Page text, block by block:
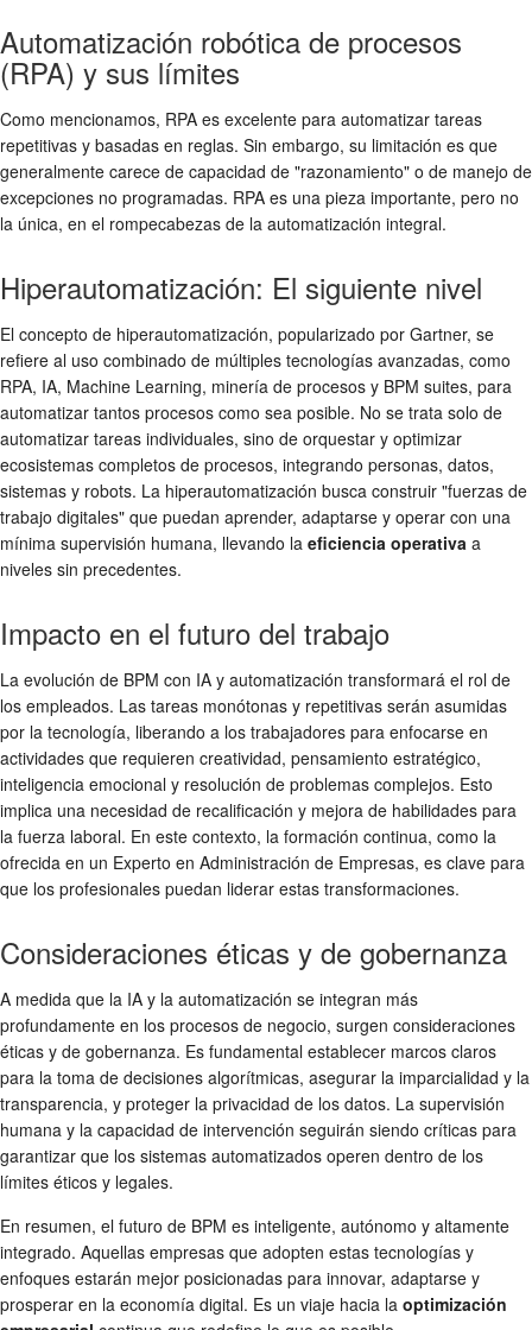
Automatización robótica de procesos
(RPA) y sus límites
Como mencionamos, RPA es excelente para automatizar tareas
repetitivas y basadas en reglas. Sin embargo, su limitación es que
generalmente carece de capacidad de "razonamiento" o de manejo de
excepciones no programadas. RPA es una pieza importante, pero no
la única, en el rompecabezas de la automatización integral.
Hiperautomatización: El siguiente nivel
El concepto de hiperautomatización, popularizado por Gartner, se
refiere al uso combinado de múltiples tecnologías avanzadas, como
RPA, IA, Machine Learning, minería de procesos y BPM suites, para
automatizar tantos procesos como sea posible. No se trata solo de
automatizar tareas individuales, sino de orquestar y optimizar
ecosistemas completos de procesos, integrando personas, datos,
sistemas y robots. La hiperautomatización busca construir "fuerzas de
trabajo digitales" que puedan aprender, adaptarse y operar con una
mínima supervisión humana, llevando la eficiencia operativa a
niveles sin precedentes.
Impacto en el futuro del trabajo
La evolución de BPM con IA y automatización transformará el rol de
los empleados. Las tareas monótonas y repetitivas serán asumidas
por la tecnología, liberando a los trabajadores para enfocarse en
actividades que requieren creatividad, pensamiento estratégico,
inteligencia emocional y resolución de problemas complejos. Esto
implica una necesidad de recalificación y mejora de habilidades para
la fuerza laboral. En este contexto, la formación continua, como la
ofrecida en un Experto en Administración de Empresas, es clave para
que los profesionales puedan liderar estas transformaciones.
Consideraciones éticas y de gobernanza
A medida que la IA y la automatización se integran más
profundamente en los procesos de negocio, surgen consideraciones
éticas y de gobernanza. Es fundamental establecer marcos claros
para la toma de decisiones algorítmicas, asegurar la imparcialidad y la
transparencia, y proteger la privacidad de los datos. La supervisión
humana y la capacidad de intervención seguirán siendo críticas para
garantizar que los sistemas automatizados operen dentro de los
límites éticos y legales.
En resumen, el futuro de BPM es inteligente, autónomo y altamente
integrado. Aquellas empresas que adopten estas tecnologías y
enfoques estarán mejor posicionadas para innovar, adaptarse y
prosperar en la economía digital. Es un viaje hacia la optimización